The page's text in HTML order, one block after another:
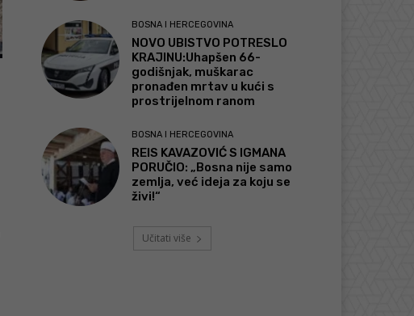
BOSNA I HERCEGOVINA
NOVO UBISTVO POTRESLO
KRAJINU:Uhapšen 66-
godišnjak, muškarac
pronađen mrtav u kući s
prostrijelnom ranom
BOSNA I HERCEGOVINA
REIS KAVAZOVIĆ S IGMANA
PORUČIO: „Bosna nije samo
zemlja, već ideja za koju se
živi!“
Učitati više